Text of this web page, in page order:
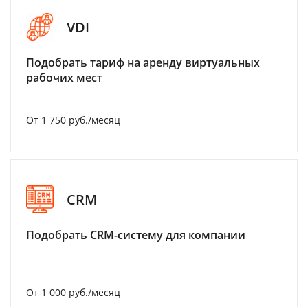
VDI
Подобрать тариф на аренду виртуальных
рабочих мест
От 1 750 руб./месяц
CRM
Подобрать CRM-систему для компании
От 1 000 руб./месяц